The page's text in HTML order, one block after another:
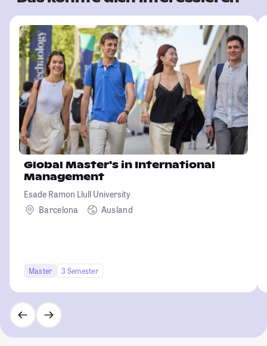
Global Master's in International
Management
Esade Ramon Llull University
Barcelona
Ausland
Master 3 Semester